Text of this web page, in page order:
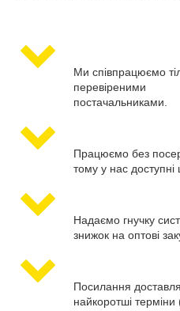
Ми співпрацюємо
перевіреними
постачальниками.
Працюємо без
тому у нас доступні
Надаємо гнучку
знижок на оптові
Посилання
найкоротші терміни